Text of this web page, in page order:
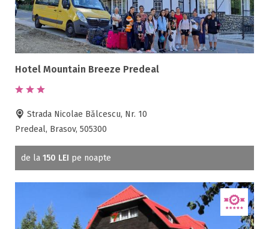
Living
Loc de joaca
Masaj
Partie SKI
Pat bebelus
Ping-Pong
Rau in curte
Room service
Sala de fitness
Sala de mese
Hotel Mountain Breeze Predeal
Strada Nicolae Bălcescu, Nr. 10
Predeal, Brasov, 505300
de la 150 LEI pe noapte